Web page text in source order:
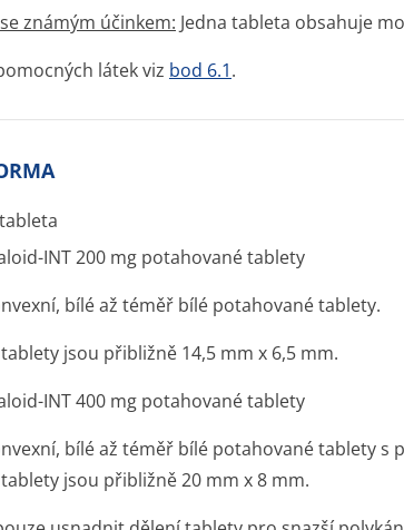
známým účinkem: Jedna tableta obsahuje
látek viz bod 6.1.
INT 200 mg potahované tablety
bílé až téměř bílé potahované tablety.
jsou přibližně 14,5 mm x 6,5 mm.
INT 400 mg potahované tablety
bílé až téměř bílé potahované tablety s
jsou přibližně 20 mm x 8 mm.